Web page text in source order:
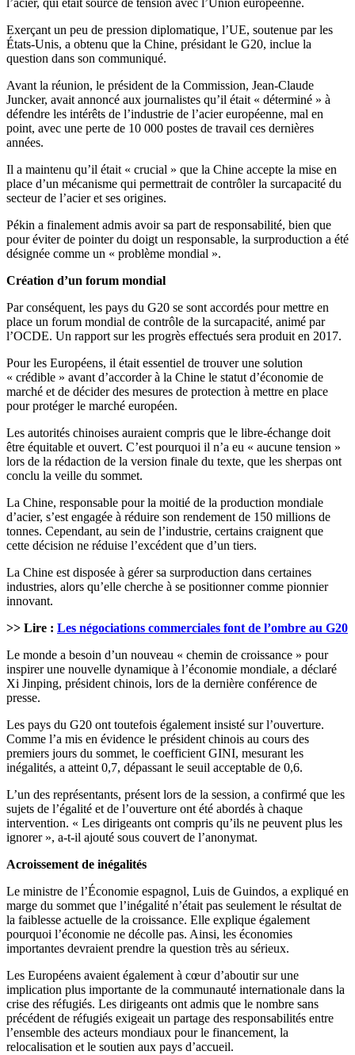
l’acier, qui était source de tension avec l’Union européenne.
Exerçant un peu de pression diplomatique, l’UE, soutenue par les
États-Unis, a obtenu que la Chine, présidant le G20, inclue la
question dans son communiqué.
Avant la réunion, le président de la Commission, Jean-Claude
Juncker, avait annoncé aux journalistes qu’il était « déterminé » à
défendre les intérêts de l’industrie de l’acier européenne, mal en
point, avec une perte de 10 000 postes de travail ces dernières
années.
Il a maintenu qu’il était « crucial » que la Chine accepte la mise en
place d’un mécanisme qui permettrait de contrôler la surcapacité du
secteur de l’acier et ses origines.
Pékin a finalement admis avoir sa part de responsabilité, bien que
pour éviter de pointer du doigt un responsable, la surproduction a été
désignée comme un « problème mondial ».
Création d’un forum mondial
Par conséquent, les pays du G20 se sont accordés pour mettre en
place un forum mondial de contrôle de la surcapacité, animé par
l’OCDE. Un rapport sur les progrès effectués sera produit en 2017.
Pour les Européens, il était essentiel de trouver une solution
« crédible » avant d’accorder à la Chine le statut d’économie de
marché et de décider des mesures de protection à mettre en place
pour protéger le marché européen.
Les autorités chinoises auraient compris que le libre-échange doit
être équitable et ouvert. C’est pourquoi il n’a eu « aucune tension »
lors de la rédaction de la version finale du texte, que les sherpas ont
conclu la veille du sommet.
La Chine, responsable pour la moitié de la production mondiale
d’acier, s’est engagée à réduire son rendement de 150 millions de
tonnes. Cependant, au sein de l’industrie, certains craignent que
cette décision ne réduise l’excédent que d’un tiers.
La Chine est disposée à gérer sa surproduction dans certaines
industries, alors qu’elle cherche à se positionner comme pionnier
innovant.
>> Lire : Les négociations commerciales font de l’ombre au G20
Le monde a besoin d’un nouveau « chemin de croissance » pour
inspirer une nouvelle dynamique à l’économie mondiale, a déclaré
Xi Jinping, président chinois, lors de la dernière conférence de
presse.
Les pays du G20 ont toutefois également insisté sur l’ouverture.
Comme l’a mis en évidence le président chinois au cours des
premiers jours du sommet, le coefficient GINI, mesurant les
inégalités, a atteint 0,7, dépassant le seuil acceptable de 0,6.
L’un des représentants, présent lors de la session, a confirmé que les
sujets de l’égalité et de l’ouverture ont été abordés à chaque
intervention. « Les dirigeants ont compris qu’ils ne peuvent plus les
ignorer », a-t-il ajouté sous couvert de l’anonymat.
Acroissement de inégalités
Le ministre de l’Économie espagnol, Luis de Guindos, a expliqué en
marge du sommet que l’inégalité n’était pas seulement le résultat de
la faiblesse actuelle de la croissance. Elle explique également
pourquoi l’économie ne décolle pas. Ainsi, les économies
importantes devraient prendre la question très au sérieux.
Les Européens avaient également à cœur d’aboutir sur une
implication plus importante de la communauté internationale dans la
crise des réfugiés. Les dirigeants ont admis que le nombre sans
précédent de réfugiés exigeait un partage des responsabilités entre
l’ensemble des acteurs mondiaux pour le financement, la
relocalisation et le soutien aux pays d’accueil.